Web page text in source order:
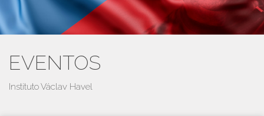
EVENTOS
Instituto Václav Havel